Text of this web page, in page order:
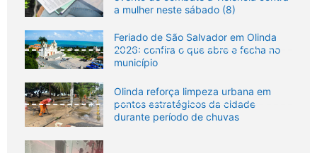
a mulher neste sábado (8)
Feriado de São Salvador em Olinda
2026: confira o que abre e fecha no
município
Olinda reforça limpeza urbana em
pontos estratégicos da cidade
durante período de chuvas